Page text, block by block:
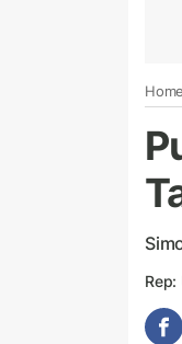
Home
Rep: